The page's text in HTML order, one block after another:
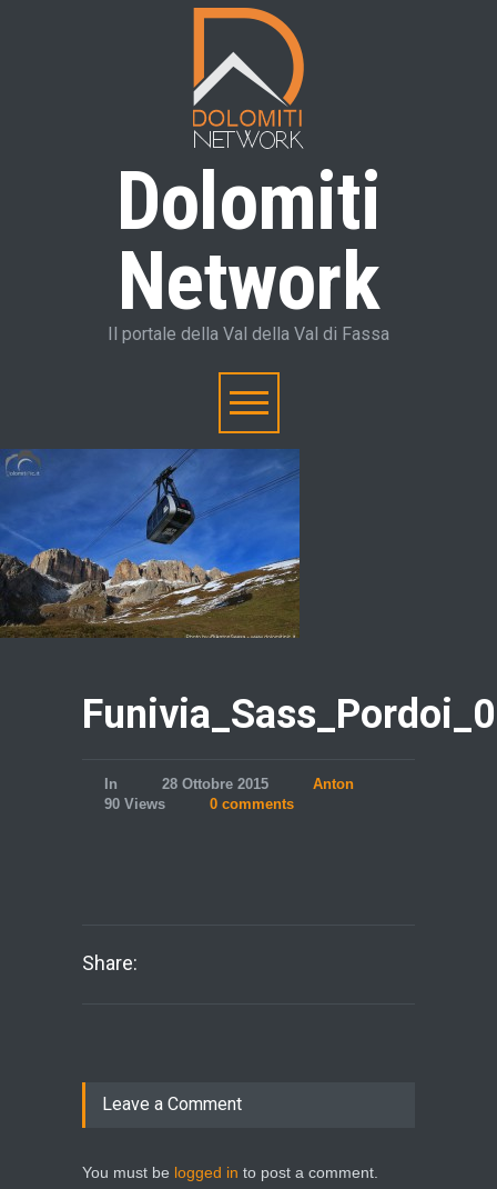
Dolomiti
Network
Il portale della Val della Val di Fassa
In 28 Ottobre 2015
Anton
90 Views
0 comments
Share:
Leave a Comment
You must be logged in to post a comment.